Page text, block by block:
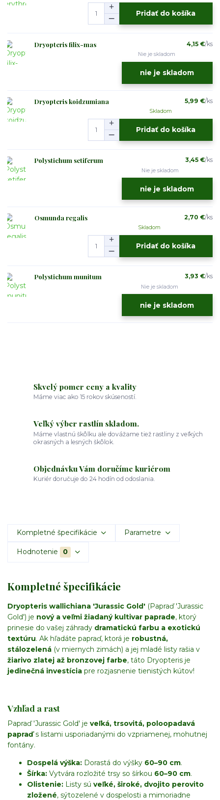
Pridať do košíka
Dryopteris filix-mas 4,15 €/ks
Nie je skladom
nie je skladom
Dryopteris koidzumiana 5,99 €/ks
Skladom
Pridať do košíka
Polystichum setiferum 3,45 €/ks
Nie je skladom
nie je skladom
Osmunda regalis 2,70 €/ks
Skladom
Pridať do košíka
Polystichum munitum 3,93 €/ks
Nie je skladom
nie je skladom
Skvelý pomer ceny a kvality
Máme viac ako 15 rokov skúseností.
Veľký výber rastlín skladom.
Máme vlastnú škôlku ale dovážame tiež rastliny z veľkých
okrasných a lesných škôlok.
Objednávku Vám doručíme kuriérom
Kuriér doručuje do 24 hodín od odoslania.
Kompletné špecifikácie Parametre
Hodnotenie 0
Kompletné špecifikácie
Dryopteris wallichiana 'Jurassic Gold' (Papraď 'Jurassic
Gold') je nový a veľmi žiadaný kultivar paprade, ktorý
prinesie do vašej záhrady dramatickú farbu a exotickú
textúru. Ak hľadáte papraď, ktorá je robustná,
stálozelená (v miernych zimách) a jej mladé listy rašia v
žiarivo zlatej až bronzovej farbe, táto Dryopteris je
jedinečná investícia pre rozjasnenie tienistých kútov!
Vzhľad a rast
Papraď 'Jurassic Gold' je veľká, trsovitá, poloopadavá
papraďs listami usporiadanými do vzpriamenej, mohutnej
fontány.
Dospelá výška: Dorastá do výšky 60–90 cm.
Šírka: Vytvára rozložité trsy so šírkou 60–90 cm.
Olistenie: Listy sú veľké, široké, dvojito perovito
zložené, sýtozelené v dospelosti a mimoriadne